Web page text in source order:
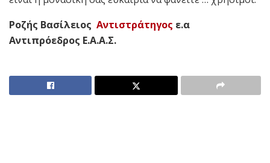
Ροζής Βασίλειος Αντιστράτηγος ε.α
Αντιπρόεδρος Ε.Α.Α.Σ.